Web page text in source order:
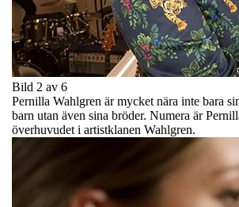
Bild 2 av 6
Pernilla Wahlgren är mycket nära inte bara
barn utan även sina bröder. Numera är
överhuvudet i artistklanen Wahlgren.